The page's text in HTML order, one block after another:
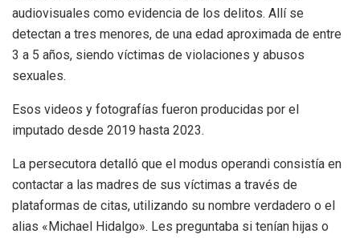
audiovisuales como evidencia de los delitos. Allí se
detectan a tres menores, de una edad aproximada de entre
3 a 5 años, siendo víctimas de violaciones y abusos
sexuales.
Esos videos y fotografías fueron producidas por el
imputado desde 2019 hasta 2023.
La persecutora detalló que el modus operandi consistía en
contactar a las madres de sus víctimas a través de
plataformas de citas, utilizando su nombre verdadero o el
alias «Michael Hidalgo». Les preguntaba si tenían hijas o